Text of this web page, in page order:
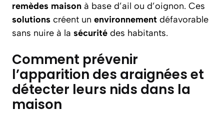
remèdes maison à base d’ail ou d’oignon. Ces
solutions créent un environnement défavorable
sans nuire à la sécurité des habitants.
Comment prévenir
l’apparition des araignées et
détecter leurs nids dans la
maison